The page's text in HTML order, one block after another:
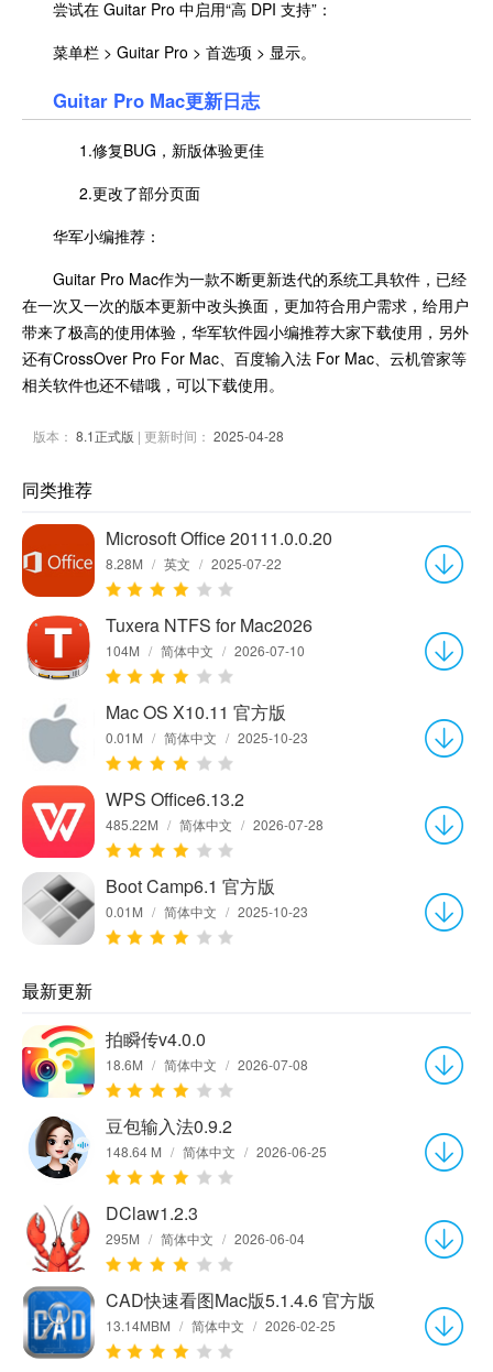
尝试在 Guitar Pro 中启用“高 DPI 支持”：
菜单栏 > Guitar Pro > 首选项 > 显示。
Guitar Pro Mac更新日志
1.修复BUG，新版体验更佳
2.更改了部分页面
华军小编推荐：
Guitar Pro Mac作为一款不断更新迭代的系统工具软件，已经
在一次又一次的版本更新中改头换面，更加符合用户需求，给用户
带来了极高的使用体验，华军软件园小编推荐大家下载使用，另外
还有CrossOver Pro For Mac、百度输入法 For Mac、云机管家等
相关软件也还不错哦，可以下载使用。
版本： 8.1正式版 | 更新时间： 2025-04-28
同类推荐
Microsoft Office 20111.0.0.20
8.28M / 英文 / 2025-07-22
Tuxera NTFS for Mac2026
104M / 简体中文 / 2026-07-10
Mac OS X10.11 官方版
0.01M / 简体中文 / 2025-10-23
WPS Office6.13.2
485.22M / 简体中文 / 2026-07-28
Boot Camp6.1 官方版
0.01M / 简体中文 / 2025-10-23
最新更新
拍瞬传v4.0.0
18.6M / 简体中文 / 2026-07-08
豆包输入法0.9.2
148.64 M / 简体中文 / 2026-06-25
DClaw1.2.3
295M / 简体中文 / 2026-06-04
CAD快速看图Mac版5.1.4.6 官方版
13.14MBM / 简体中文 / 2026-02-25